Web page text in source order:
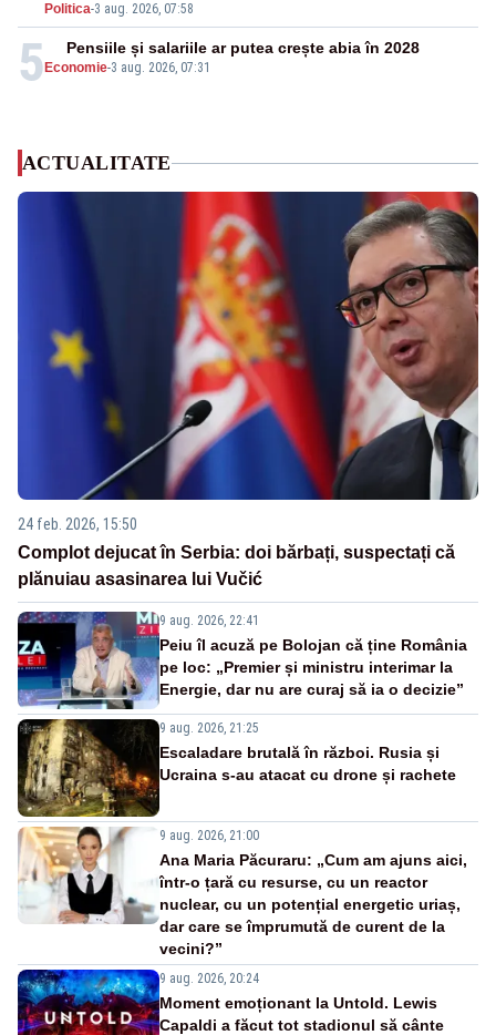
Politica-3 aug. 2026, 07:58
5 Economie-3 aug. 2026, 07:31
Pensiile și salariile ar putea crește abia în 2028
ACTUALITATE
24 feb. 2026, 15:50
Complot dejucat în Serbia: doi bărbați, suspectați că
plănuiau asasinarea lui Vučić
9 aug. 2026, 22:41
Peiu îl acuză pe Bolojan că ține România
pe loc: „Premier și ministru interimar la
Energie, dar nu are curaj să ia o decizie”
9 aug. 2026, 21:25
Escaladare brutală în război. Rusia și
Ucraina s-au atacat cu drone și rachete
9 aug. 2026, 21:00
Ana Maria Păcuraru: „Cum am ajuns aici,
într-o țară cu resurse, cu un reactor
nuclear, cu un potențial energetic uriaș,
dar care se împrumută de curent de la
vecini?”
9 aug. 2026, 20:24
Moment emoționant la Untold. Lewis
Capaldi a făcut tot stadionul să cânte